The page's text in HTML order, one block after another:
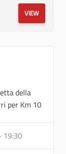
VIEW
della
per Km 10
19:30